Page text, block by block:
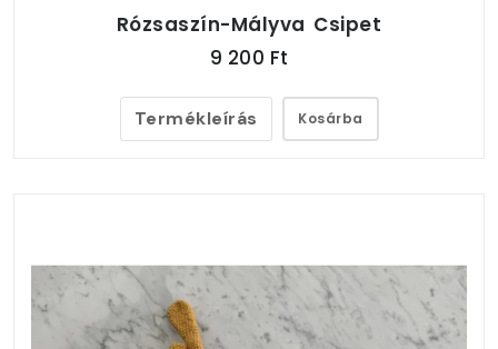
Rózsaszín-Mályva Csipet
9 200 Ft
Termékleírás Kosárba